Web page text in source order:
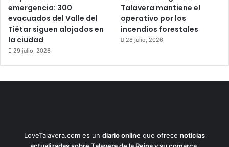
emergencia: 300
evacuados del Valle del
Tiétar siguen alojados en
la ciudad
29 julio, 2026
Talavera mantiene el
operativo por los
incendios forestales
28 julio, 2026
LoveTalavera.com es un diario online que ofrece noticias